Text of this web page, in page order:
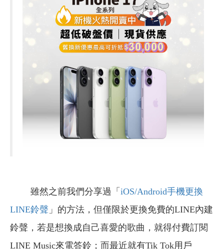
雖然之前我們分享過「 iOS/Android手機更換
LINE鈴聲 」的方法，但僅限於更換免費的LINE內建
鈴聲，若是想換成自己喜愛的歌曲，就得付費訂閱
LINE Music來電答鈴；而最近就有Tik Tok用戶